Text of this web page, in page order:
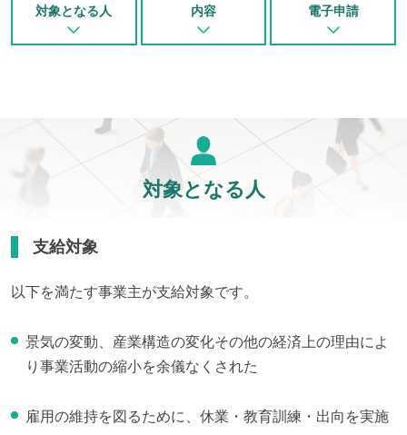
対象となる人 内容 電子申請
対象となる人
支給対象
以下を満たす事業主が支給対象です。
景気の変動、産業構造の変化その他の経済上の理由によ
り事業活動の縮小を余儀なくされた
雇用の維持を図るために、休業・教育訓練・出向を実施